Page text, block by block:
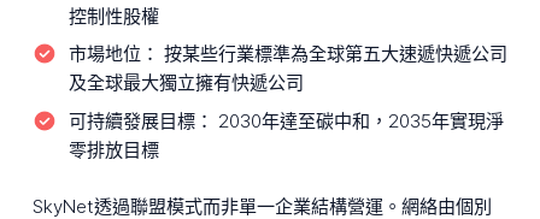
控制性股權
市場地位： 按某些行業標準為全球第五大速遞快遞公司
及全球最大獨立擁有快遞公司
可持續發展目標： 2030年達至碳中和，2035年實現淨
零排放目標
SkyNet透過聯盟模式而非單一企業結構營運。網絡由個別